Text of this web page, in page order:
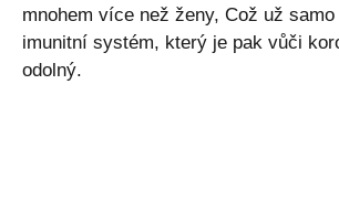
mnohem více než ženy, Což už
imunitní systém, který je pak vůči
odolný.